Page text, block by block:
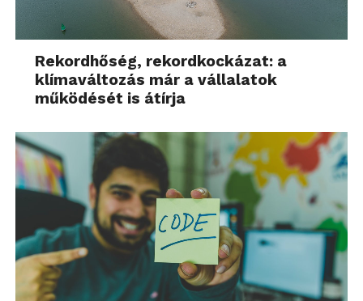
Rekordhőség, rekordkockázat: a
klímaváltozás már a vállalatok
működését is átírja